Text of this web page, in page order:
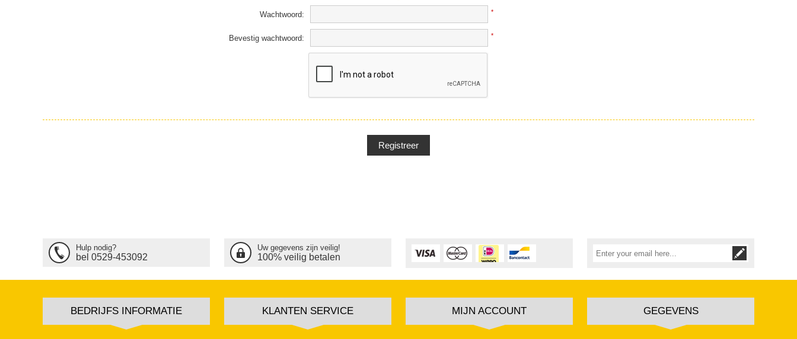
Wachtwoord: *
Bevestig wachtwoord: *
Hulp nodig?
bel 0529-453092
Uw gegevens zijn veilig!
100% veilig betalen
BEDRIJFS INFORMATIE KLANTEN SERVICE MIJN ACCOUNT GEGEVENS